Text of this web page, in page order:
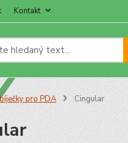
Kontakt
pro PDA Cingular